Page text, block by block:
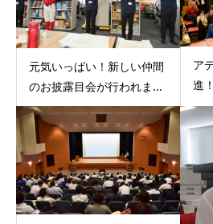
元気いっぱい！新しい仲間
のお披露目会が行われま...
ア
進